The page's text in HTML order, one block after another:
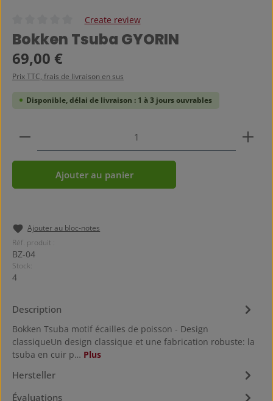
Note moyenne de 0 sur 5 étoiles
Create review
Bokken Tsuba GYORIN
Prix régulier :
69,00 €
Prix TTC, frais de livraison en sus
Disponible, délai de livraison : 1 à 3 jours ouvrables
Quantité de produit : Entrez la quantité
Ajouter au panier
Ajouter au bloc-notes
Réf. produit :
BZ-04
Stock:
4
Description
Bokken Tsuba motif écailles de poisson - Design
classiqueUn design classique et une fabrication robuste: la
tsuba en cuir p… Plus
Hersteller
Évaluations